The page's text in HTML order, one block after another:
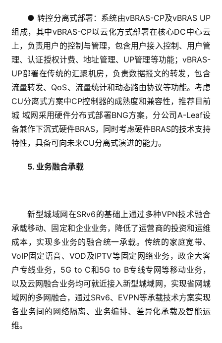
● 转控分离式部署：系统由vBRAS-CP及vBRAS UP
组成，其中vBRAS-CP以云化方式部署在核心DC中心云
上，负责用户的控制与管理，包含用户接入控制、用户管
理、认证授权计费、地址管理、UP管理等功能；vBRAS-
UP部署在传统的汇聚机房，负责数据报文的转发，包含
流量转发、QoS、流量统计和动态路由协议等功能。考虑
CU分离式方案中CP控制器的成熟度和兼容性，推荐目前
城 域网采用硬件分布式部署BNG方案，分公司A-Leaf设
备兼作下沉式硬件BRAS，同时考虑硬件BRAS的技术支持
特性，具备可向未来CU分离式演进的能力。
5. 业务融合承载
新型城域网在SRv6的基础上通过多种VPN技术融合
承载移动、固定和企业业务，降低了运营商的投资和运维
成本，实现多业务的融合统一承载。传统的家庭宽带、
VoIP固定语音、VOD及IPTV等固定网络业务，政企大客
户专线业务，5G to C和5G to B专线专网等移动业务，
以及云网融合业务均可就近接入新型城域网，实现省网城
域网的多网融合，通过SRv6、EVPN等承载技术方案实现
各业务间的网络隔离、业务编排、差异化承载及智能运
维。